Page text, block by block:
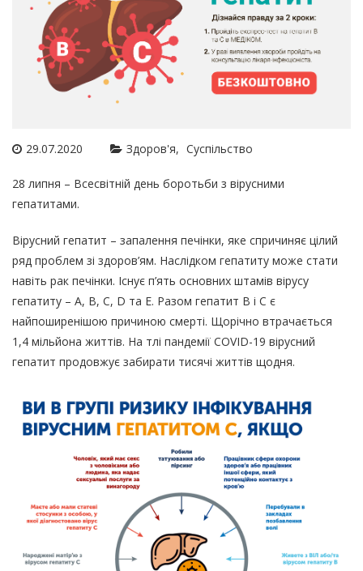
29.07.2020 Здоров'я Суспільство
28 липня – Всесвітній день боротьби з вірусними
гепатитами.
Вірусний гепатит – запалення печінки, яке спричиняє цілий
ряд проблем зі здоров’ям. Наслідком гепатиту може стати
навіть рак печінки. Існує п’ять основних штамів вірусу
гепатиту – A, B, C, D та E. Разом гепатит B і C є
найпоширенішою причиною смерті. Щорічно втрачається
1,4 мільйона життів. На тлі пандемії COVID-19 вірусний
гепатит продовжує забирати тисячі життів щодня.